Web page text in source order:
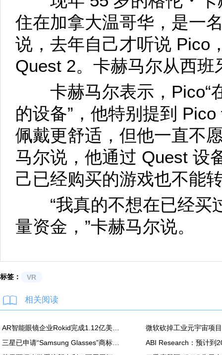
住在加拿大温哥华，是一
说，去年自己才听说 Pico
Quest 2。卡赫马尔从西
卡赫马尔表示，Pico“
的设备”，他特别提到
佩戴更舒适，但他一直不
马尔说，他通过 Quest 设
己已经购买的游戏也不能
“我真的不想在已经买
量资金，”卡赫马尔说。
标签： VR
相关阅读